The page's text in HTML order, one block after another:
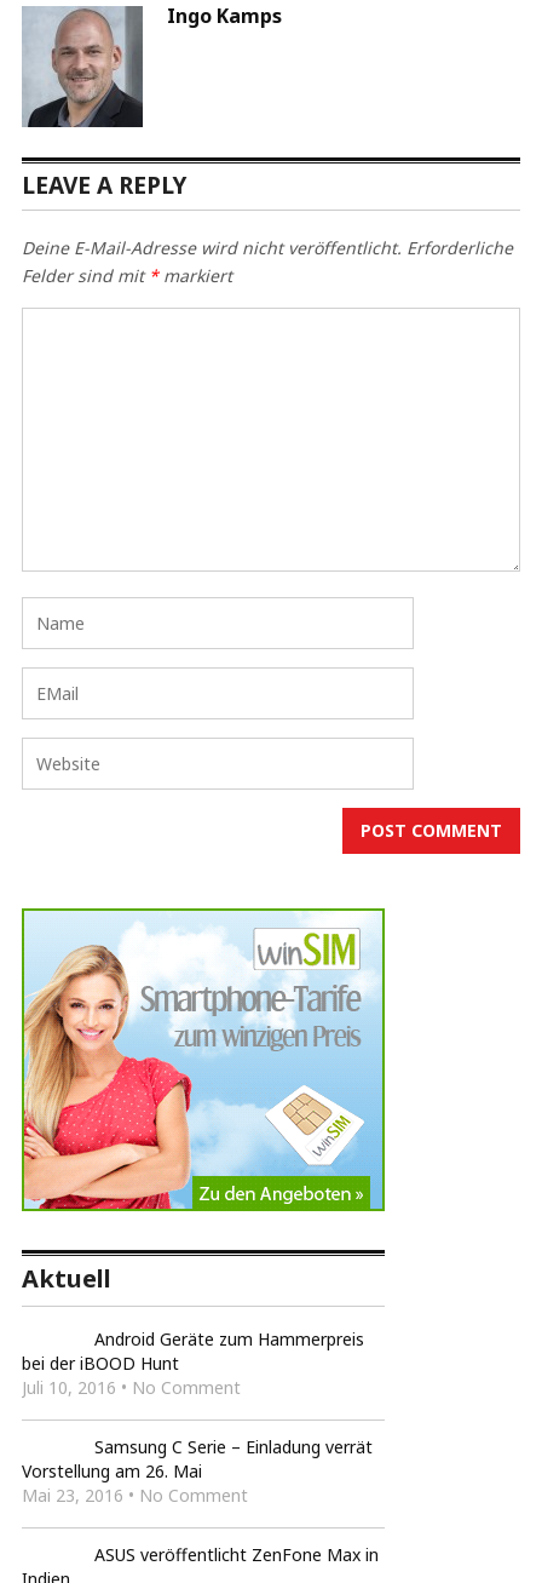
Ingo Kamps
LEAVE A REPLY
Deine E-Mail-Adresse wird nicht veröffentlicht. Erforderliche
Felder sind mit *markiert
Aktuell
Android Geräte zum Hammerpreis
bei der iBOOD Hunt
Juli 10, 2016 • No Comment
Samsung C Serie – Einladung verrät
Vorstellung am 26. Mai
Mai 23, 2016 • No Comment
ASUS veröffentlicht ZenFone Max in